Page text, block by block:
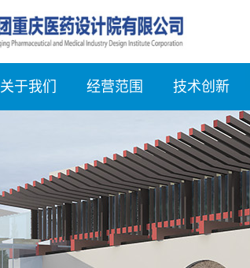
关于我们 经营范围 技术创新